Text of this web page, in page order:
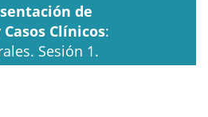
de
Clínicos:
Sesión 1.